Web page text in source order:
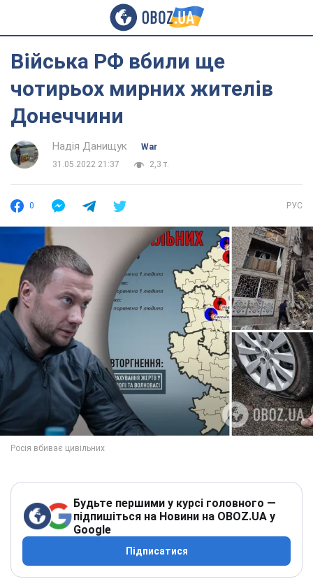
Війська РФ вбили ще
чотирьох мирних жителів
Донеччини
Надія Данищук
War
31.05.2022 21:37
2,3 т.
0 РУС
Будьте першими у курсі головного —
підпишіться на Новини на OBOZ.UA у
Google
Підписатися